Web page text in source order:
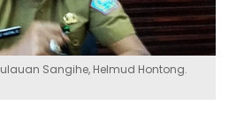
Sangihe, Helmud Hontong.